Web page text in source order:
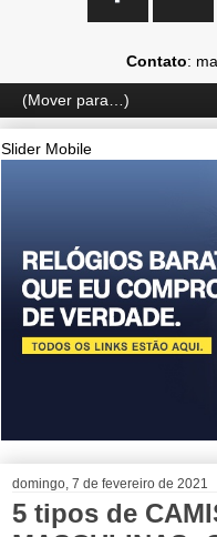
Contato:
Slider Mobile
domingo, 7 de fevereiro de 2021
5 tipos de